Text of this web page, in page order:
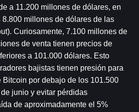
a 11.200 millones de dólares, en
millones de dólares de las
Curiosamente, 7.100 millones de
de venta tienen precios de
a 101.000 dólares. Esto
bajistas tienen presión para
Bitcoin por debajo de los 101.500
junio y evitar pérdidas
de aproximadamente el 5%